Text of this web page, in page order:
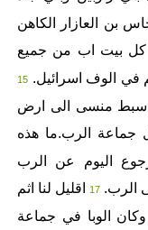
بن العازار الكاهن
بيت اب من جميع
في الوف اسرائيل. 15
سبط منسى الى ارض
الرب.ما هذه
اليوم عن الرب
الرب. 17اقليل لنا اثم
الوبا في جماعة